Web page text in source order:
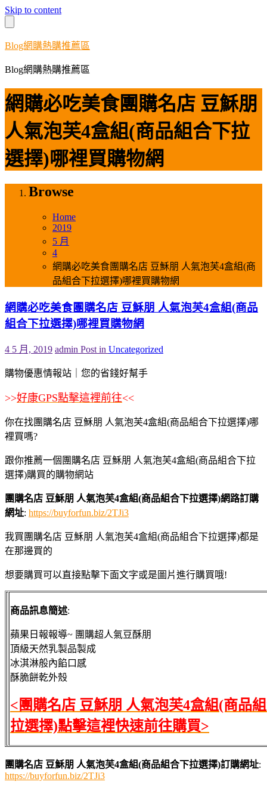
Skip to content
Blog網購熱購推薦區
Blog網購熱購推薦區
網購必吃美食團購名店 豆穌朋
人氣泡芙4盒組(商品組合下拉
選擇)哪裡買購物網
Browse
Home
2019
5 月
4
網購必吃美食團購名店 豆穌朋 人氣泡芙4盒組(商
品組合下拉選擇)哪裡買購物網
網購必吃美食團購名店 豆穌朋 人氣泡芙4盒組(商品
組合下拉選擇)哪裡買購物網
4 5 月, 2019 admin Post in Uncategorized
購物優惠情報站｜您的省錢好幫手
>>好康GPS點擊這裡前往<<
你在找團購名店 豆穌朋 人氣泡芙4盒組(商品組合下拉選擇)哪
裡買嗎?
跟你推薦一個團購名店 豆穌朋 人氣泡芙4盒組(商品組合下拉
選擇)購買的購物網站
團購名店 豆穌朋 人氣泡芙4盒組(商品組合下拉選擇)網路訂購
網址: https://buyforfun.biz/2TJi3
我買團購名店 豆穌朋 人氣泡芙4盒組(商品組合下拉選擇)都是
在那邊買的
想要購買可以直接點擊下面文字或是圖片進行購買哦!
商品訊息簡述:
蘋果日報報導~ 團購超人氣豆酥朋
頂級天然乳製品製成
冰淇淋般內餡口感
酥脆餅乾外殼
<團購名店 豆穌朋 人氣泡芙4盒組(商品
拉選擇)點擊這裡快速前往購買>
團購名店 豆穌朋 人氣泡芙4盒組(商品組合下拉選擇)訂購網址:
https://buyforfun.biz/2TJi3